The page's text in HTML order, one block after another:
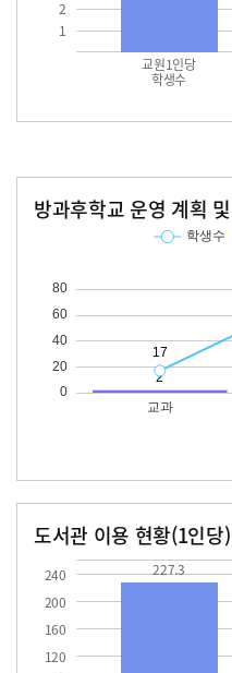
1
2
교원1인당
학생수
방과후학교 운영 계획
도서관 이용 현황(1인당)
120
160
200
240 227.3